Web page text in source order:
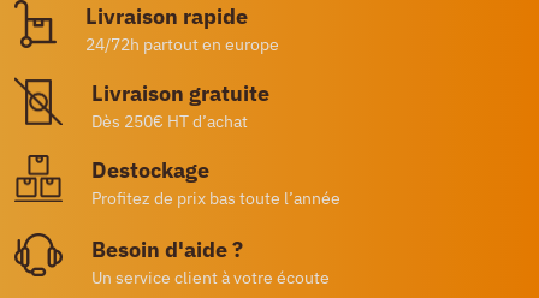
Livraison rapide
24/72h partout en europe
Livraison gratuite
Dès 250€ HT d’achat
Destockage
Profitez de prix bas toute l’année
Besoin d'aide ?
Un service client à votre écoute